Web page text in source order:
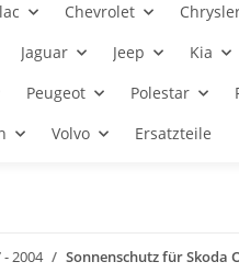
Chevrolet
Jaguar Jeep Kia
Peugeot Polestar
Volvo Ersatzteile
- 2004 Sonnenschutz für Skoda